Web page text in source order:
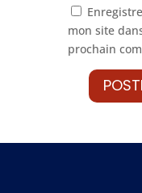
mon site
prochain